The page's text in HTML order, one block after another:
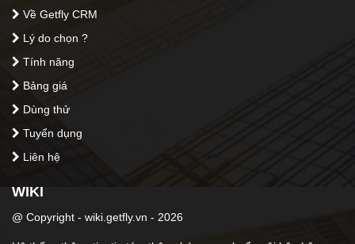
Về Getfly CRM
Lý do chọn ?
Tính năng
Bảng giá
Dùng thử
Tuyển dụng
Liên hệ
WIKI
@ Copyright - wiki.getfly.vn - 2026